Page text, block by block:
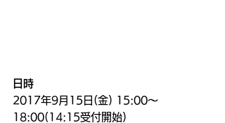
日時
2017年9月15日(金) 15:00〜
18:00(14:15受付開始)